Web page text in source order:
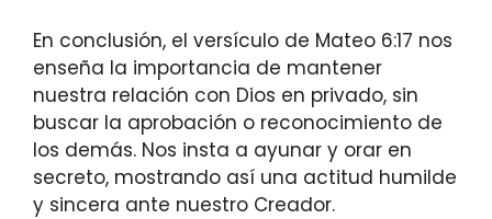
En conclusión, el versículo de Mateo 6:17 nos
enseña la importancia de mantener
nuestra relación con Dios en privado, sin
buscar la aprobación o reconocimiento de
los demás. Nos insta a ayunar y orar en
secreto, mostrando así una actitud humilde
y sincera ante nuestro Creador.